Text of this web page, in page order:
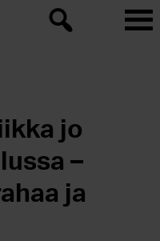
jo
–
ja